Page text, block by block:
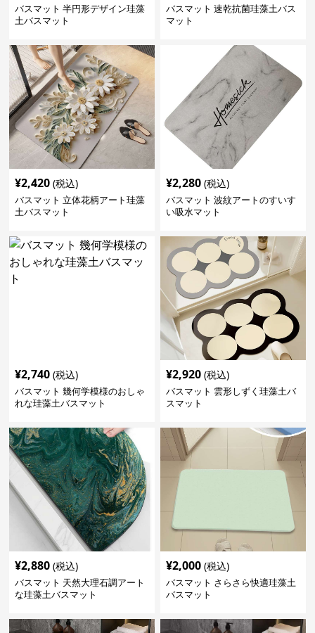
バスマット 半円形デザイン珪藻
土バスマット
バスマット 速乾抗菌珪藻土バス
マット
¥2,420 (税込)
バスマット 立体花柄アート珪藻
土バスマット
¥2,280 (税込)
バスマット 波紋アートのすいす
い吸水マット
¥2,740 (税込)
バスマット 幾何学模様のおしゃ
れな珪藻土バスマット
¥2,920 (税込)
バスマット 雲形しずく珪藻土バ
スマット
¥2,880 (税込)
バスマット 天然大理石調アート
な珪藻土バスマット
¥2,000 (税込)
バスマット さらさら快適珪藻土
バスマット